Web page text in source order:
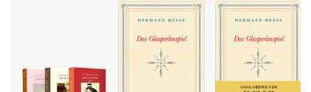
시대비판적 사회소설로 읽는 『데미안』
바흐오펜의 모권이론으로 읽는 『데미안』
III. 한국에서는 『데미안』을 어떻게 받아들였나?